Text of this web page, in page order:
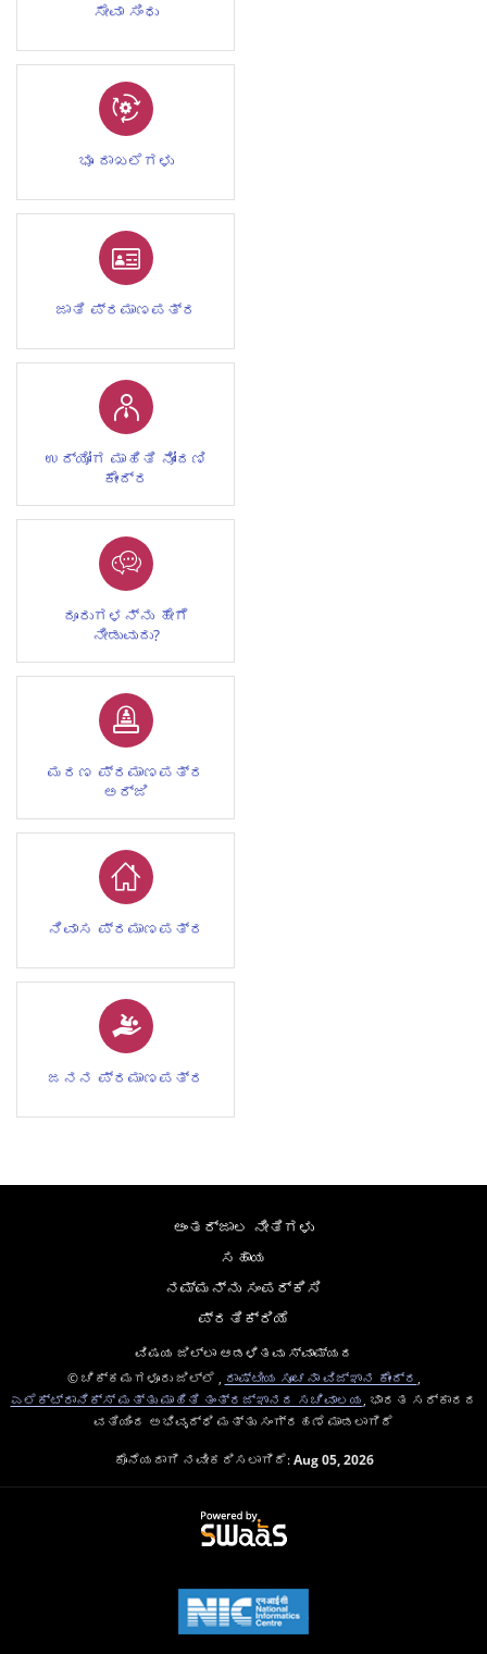
ಸೇವಾ ಸಿಂಧು
ಭೂ ದಾಖಲೆಗಳು
ಜಾತಿ ಪ್ರಮಾಣಪತ್ರ
ಉದ್ಯೋಗ ಮಾಹಿತಿ ನೋಂದಣಿ
ಕೇಂದ್ರ
ದೂರುಗಳನ್ನು ಹೇಗೆ
ನೀಡುವುದು?
ಮರಣ ಪ್ರಮಾಣಪತ್ರ
ಅರ್ಜಿ
ನಿವಾಸ ಪ್ರಮಾಣಪತ್ರ
ಜನನ ಪ್ರಮಾಣಪತ್ರ
ಅಂತರ್ಜಾಲ ನೀತಿಗಳು
ಸಹಾಯ
ನಮ್ಮನ್ನು ಸಂಪರ್ಕಿಸಿ
ಪ್ರತಿಕ್ರಿಯೆ
ವಿಷಯ ಜಿಲ್ಲಾ ಆಡಳಿತವು ಸ್ವಾಮ್ಯದ
© ಚಿಕ್ಕಮಗಳೂರು ಜಿಲ್ಲೆ ,
ರಾಷ್ಟೀಯ ಸೂಚನಾ ವಿಜ್ಞಾನ ಕೇಂದ್ರ
ಎಲೆಕ್ಟ್ರಾನಿಕ್ಸ್ ಮತ್ತು ಮಾಹಿತಿ ತಂತ್ರಜ್ಞಾನದ ಸಚಿವಾಲಯ , ಭಾರತ ಸರ್ಕಾರದ
ವತಿಯಿಂದ ಅಭಿವೃದ್ಧಿ ಮತ್ತು ಸಂಗ್ರಹಣೆ ಮಾಡಲಾಗಿದೆ
ಕೊನೆಯದಾಗಿ ನವೀಕರಿಸಲಾಗಿದೆ:Aug 05, 2026